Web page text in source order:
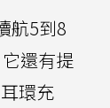
航5到8
它還有提
環充